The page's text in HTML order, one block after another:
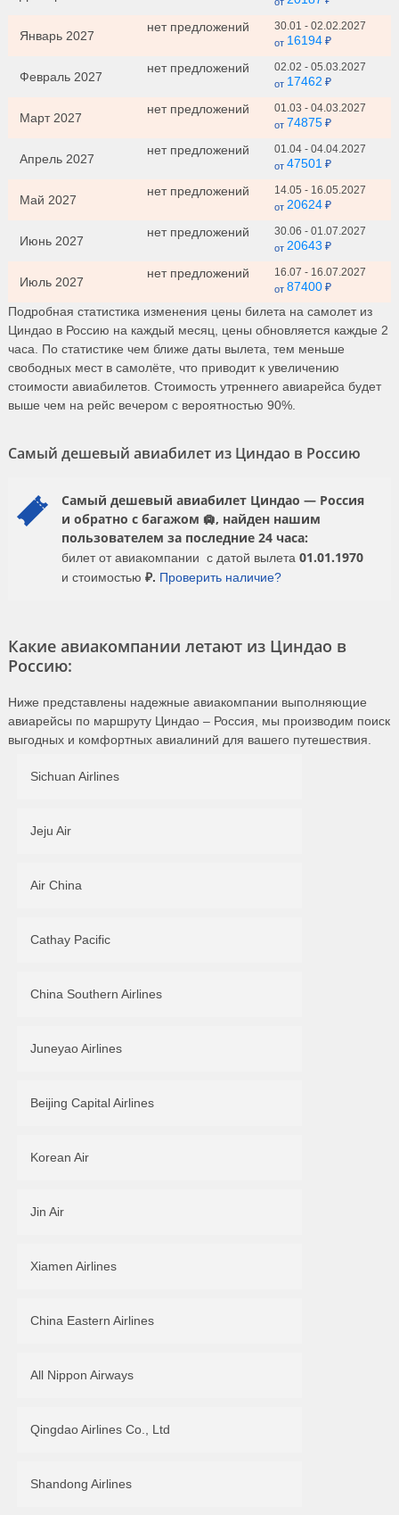
от
Январь 2027
нет предложений 30.01 - 02.02.2027
от 16194 ₽
Февраль 2027
нет предложений 02.02 - 05.03.2027
от 17462 ₽
Март 2027
нет предложений 01.03 - 04.03.2027
от 74875 ₽
Апрель 2027
нет предложений 01.04 - 04.04.2027
от 47501 ₽
Май 2027
нет предложений 14.05 - 16.05.2027
от 20624 ₽
Июнь 2027
нет предложений 30.06 - 01.07.2027
от 20643 ₽
Июль 2027
нет предложений 16.07 - 16.07.2027
от 87400 ₽
Подробная статистика изменения цены билета на самолет из
Циндао в Россию на каждый месяц, цены обновляется каждые 2
часа. По статистике чем ближе даты вылета, тем меньше
свободных мест в самолёте, что приводит к увеличению
стоимости авиабилетов. Стоимость утреннего авиарейса будет
выше чем на рейс вечером с вероятностью 90%.
Самый дешевый авиабилет из Циндао в Россию
Самый дешевый авиабилет Циндао — Россия
и обратно с багажом 🛄, найден нашим
пользователем за последние 24 часа:
билет от авиакомпании с датой вылета 01.01.1970
и стоимостью ₽. Проверить наличие?
Какие авиакомпании летают из Циндао в
Россию:
Ниже представлены надежные авиакомпании выполняющие
авиарейсы по маршруту Циндао – Россия, мы производим поиск
выгодных и комфортных авиалиний для вашего путешествия.
Sichuan Airlines
Jeju Air
Air China
Cathay Pacific
China Southern Airlines
Juneyao Airlines
Beijing Capital Airlines
Korean Air
Jin Air
Xiamen Airlines
China Eastern Airlines
All Nippon Airways
Qingdao Airlines Co., Ltd
Shandong Airlines